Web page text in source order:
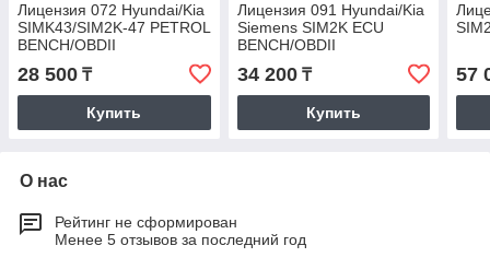
Лицензия 072 Hyundai/Kia
SIMK43/SIM2K-47 PETROL
BENCH/OBDII
28 500 ₸
Купить
Лицензия 091 Hyundai/Kia
Siemens SIM2K ECU
BENCH/OBDII
34 200₸
Купить
57
О нас
Рейтинг не сформирован
Менее 5 отзывов за последний год